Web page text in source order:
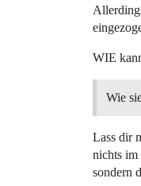
WIE
Wie
Lass dir
nichts im
sondern